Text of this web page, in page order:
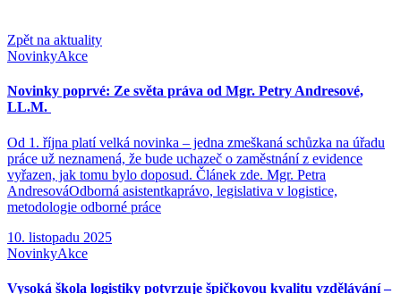
Zpět na aktuality
NovinkyAkce
Novinky poprvé: Ze světa práva od Mgr. Petry Andresové,
LL.M.
Od 1. října platí velká novinka – jedna zmeškaná schůzka na úřadu
práce už neznamená, že bude uchazeč o zaměstnání z evidence
vyřazen, jak tomu bylo doposud. Článek zde. Mgr. Petra
AndresováOdborná asistentkaprávo, legislativa v logistice,
metodologie odborné práce
10. listopadu 2025
NovinkyAkce
Vysoká škola logistiky potvrzuje špičkovou kvalitu vzdělávání –